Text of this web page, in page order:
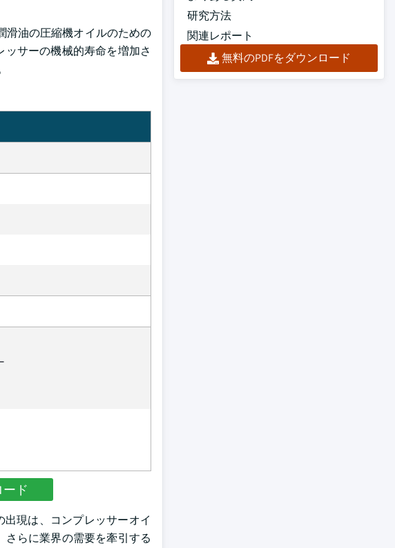
滑油の圧縮機オイルのための
サーの機械的寿命を増加さ
ド
現は、コンプレッサーオイ
らに業界の需要を牽引する
研究方法
関連レポート
無料のPDFをダウンロード